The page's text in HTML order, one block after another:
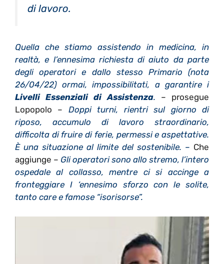
di lavoro.
Quella che stiamo assistendo in medicina, in
realtà, e l’ennesima richiesta di aiuto da parte
degli operatori e dallo stesso Primario (nota
26/04/22) ormai, impossibilitati, a garantire i
Livelli Essenziali di Assistenza. – prosegue
Lopopolo – Doppi turni, rientri sul giorno di
riposo, accumulo di lavoro straordinario,
difficolta di fruire di ferie, permessi e aspettative.
È una situazione al limite del sostenibile. – Che
aggiunge – Gli operatori sono allo stremo, l’intero
ospedale al collasso, mentre ci si accinge a
fronteggiare I ‘ennesimo sforzo con le solite,
tanto care e famose “isorisorse”.